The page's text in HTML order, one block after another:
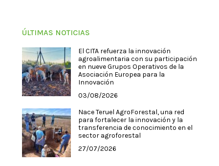
ÚLTIMAS NOTICIAS
El CITA refuerza la innovación
agroalimentaria con su participación
en nueve Grupos Operativos de la
Asociación Europea para la
Innovación
03/08/2026
Nace Teruel AgroForestal, una red
para fortalecer la innovación y la
transferencia de conocimiento en el
sector agroforestal
27/07/2026